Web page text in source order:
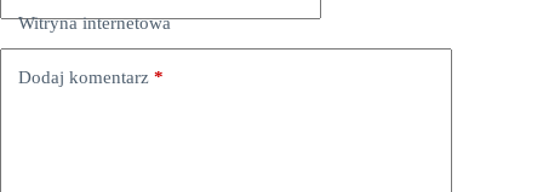
Witryna internetowa
Dodaj komentarz *